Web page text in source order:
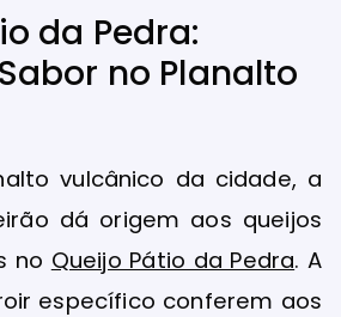
da Pedra:
no Planalto
vulcânico da cidade, a
dá origem aos queijos
no Queijo Pátio da Pedra. A
específico conferem aos